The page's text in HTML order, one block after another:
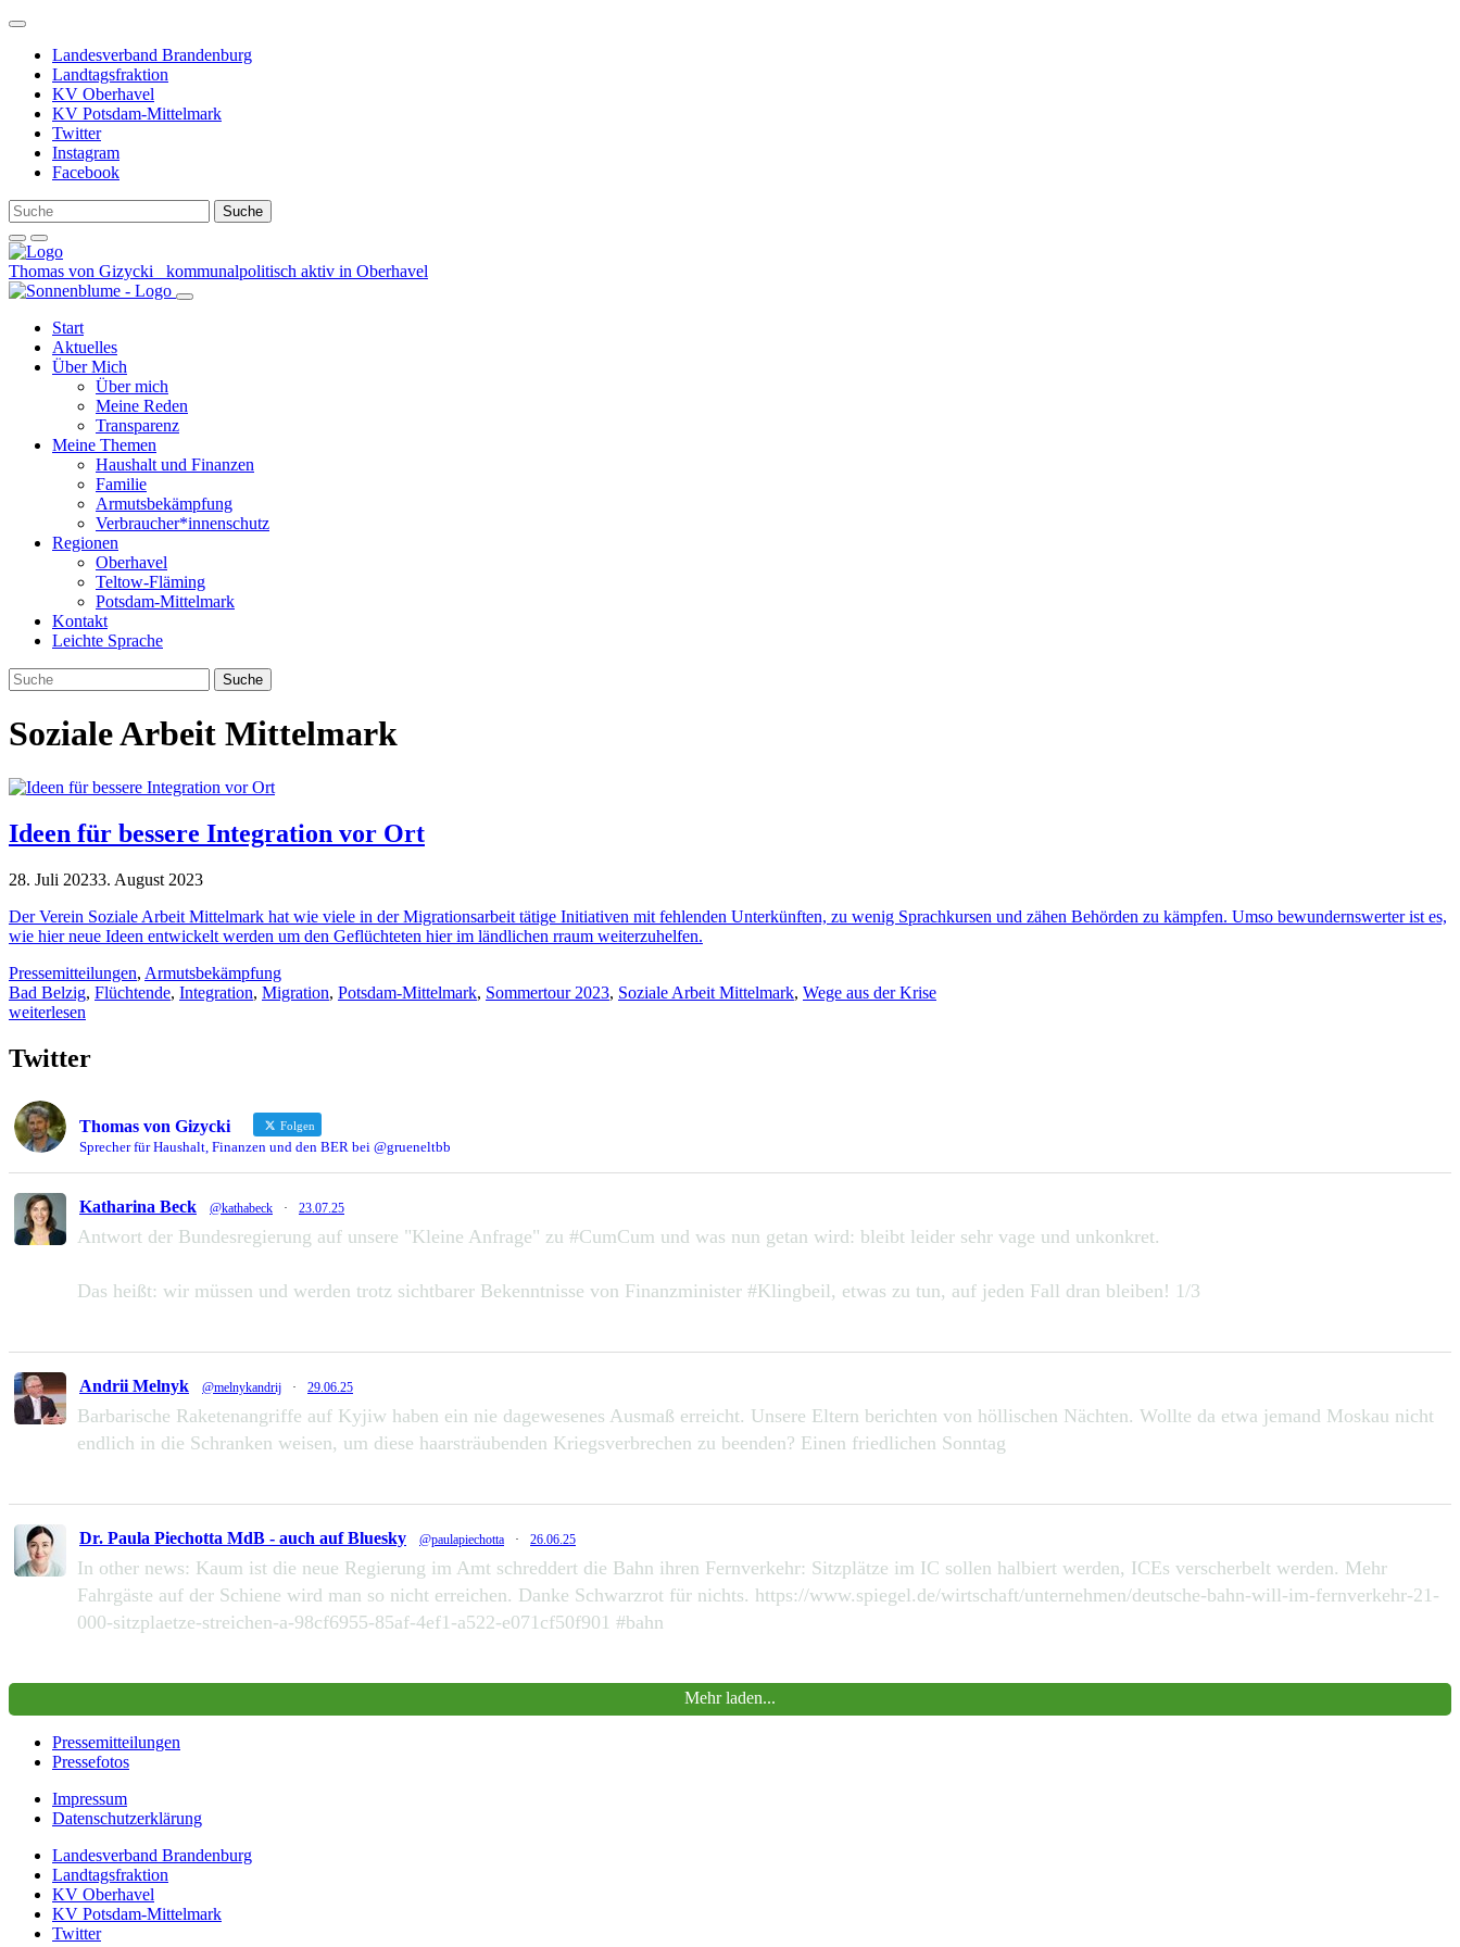
Weiter
Inhalt
Landesverband Brandenburg
Landtagsfraktion
KV Oberhavel
KV Potsdam-Mittelmark
Twitter
Instagram
Facebook
Thomas von Gizycki kommunalpolitisch aktiv in Oberhavel
Start
Aktuelles
Über Mich
Über mich
Meine Reden
Transparenz
Meine Themen
Haushalt und Finanzen
Familie
Armutsbekämpfung
Verbraucher*innenschutz
Regionen
Oberhavel
Teltow-Fläming
Potsdam-Mittelmark
Kontakt
Leichte Sprache
Soziale Arbeit Mittelmark
Ideen für bessere Integration vor Ort
28. Juli 20233. August 2023
Der Ver­ein Soziale Arbeit Mit­tel­mark hat wie viele in der Migra­ti­ons­ar­beit tätige Initia­ti­ven mit feh­len­den Unter­künf­ten, zu wenig Sprach­kur­sen und zähen Behör­den zu kämp­fen. Umso bewun­derns­wer­ter ist es,
wie hier neue Ideen ent­wi­ckelt wer­den um den Geflüch­te­ten hier im länd­li­chen rraum weiterzuhelfen.
Pressemitteilungen, Armutsbekämpfung
Bad Belzig, Flüchtende, Integration, Migration, Potsdam-Mittelmark, Sommertour 2023, Soziale Arbeit Mittelmark, Wege aus der Krise
weiterlesen
Twitter
Thomas von Gizycki Folgen
Sprecher für Haushalt, Finanzen und den BER bei @grueneltbb
Katharina Beck @kathabeck · 23.07.25
Antwort der Bundesregierung auf unsere "Kleine Anfrage" zu #CumCum und was nun getan wird: bleibt leider sehr vage und unkonkret.
Das heißt: wir müssen und werden trotz sichtbarer Bekenntnisse von Finanzminister #Klingbeil, etwas zu tun, auf jeden Fall dran bleiben! 1/3
Andrii Melnyk @melnykandrij · 29.06.25
Barbarische Raketenangriffe auf Kyjiw haben ein nie dagewesenes Ausmaß erreicht. Unsere Eltern berichten von höllischen Nächten. Wollte da etwa jemand Moskau nicht
endlich in die Schranken weisen, um diese haarsträubenden Kriegsverbrechen zu beenden? Einen friedlichen Sonntag
Dr. Paula Piechotta MdB - auch auf Bluesky @paulapiechotta · 26.06.25
In other news: Kaum ist die neue Regierung im Amt schreddert die Bahn ihren Fernverkehr: Sitzplätze im IC sollen halbiert werden, ICEs verscherbelt werden. Mehr
Fahrgäste auf der Schiene wird man so nicht erreichen. Danke Schwarzrot für nichts. https://www.spiegel.de/wirtschaft/unternehmen/deutsche-bahn-will-im-fernverkehr-21-
000-sitzplaetze-streichen-a-98cf6955-85af-4ef1-a522-e071cf50f901 #bahn
Mehr laden...
Pressemitteilungen
Pressefotos
Impressum
Datenschutzerklärung
Landesverband Brandenburg
Landtagsfraktion
KV Oberhavel
KV Potsdam-Mittelmark
Twitter